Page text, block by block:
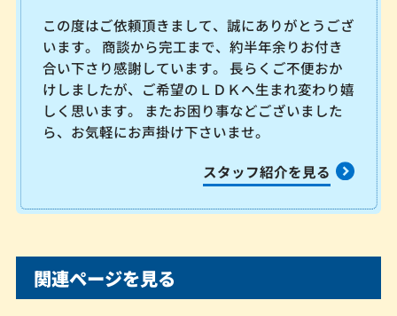
この度はご依頼頂きまして、誠にありがとうござ
います。 商談から完工まで、約半年余りお付き
合い下さり感謝しています。 長らくご不便おか
けしましたが、ご希望のＬＤＫへ生まれ変わり嬉
しく思います。 またお困り事などございました
ら、お気軽にお声掛け下さいませ。
スタッフ紹介を見る
関連ページを見る